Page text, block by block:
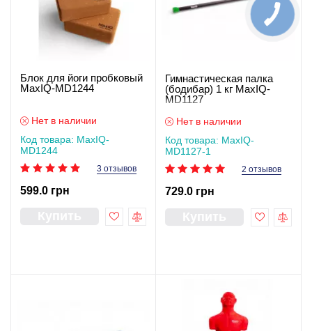
Блок для йоги пробковый
MaxIQ-MD1244
Нет в наличии
Код товара: MaxIQ-
MD1244
3 отзывов
599.0 грн
Гимнастическая палка
(бодибар) 1 кг MaxIQ-
MD1127
Нет в наличии
Код товара: MaxIQ-
MD1127-1
2 отзывов
729.0 грн